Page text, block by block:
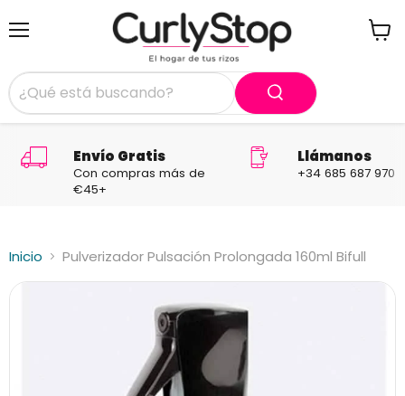
Envío Gratis
Con compras más de
€45+
Llámanos
+34 685 687 970
Inicio Pulverizador Pulsación Prolongada 160ml Bifull